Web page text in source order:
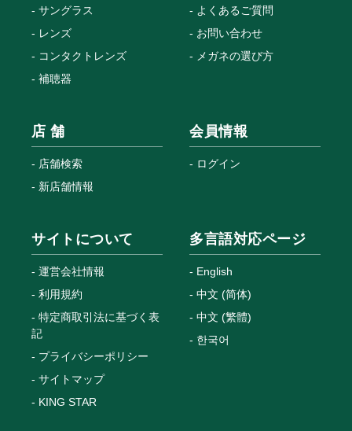
サングラス
レンズ
コンタクトレンズ
補聴器
よくあるご質問
お問い合わせ
メガネの選び方
店 舗
店舗検索
新店舗情報
会員情報
ログイン
サイトについて
運営会社情報
利用規約
特定商取引法に基づく表
記
プライバシーポリシー
サイトマップ
KING STAR
多言語対応ページ
English
中文 (简体)
中文 (繁體)
한국어